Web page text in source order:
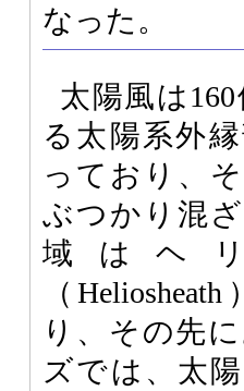
なった。
太陽風は
る太陽系外
っており、
ぶつかり混
域はヘ
（
り、その先
ズでは、太